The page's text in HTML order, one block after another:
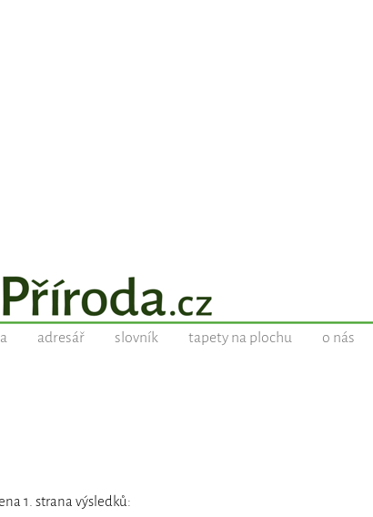
adresář slovník tapety na plochu o nás
1. strana výsledků: